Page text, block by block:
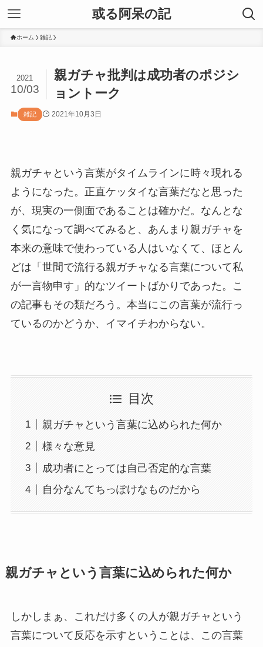
或る阿呆の記
ホーム 雑記
親ガチャ批判は成功者のポジシ
ョントーク
2021
10/03
雑記 2021年10月3日
親ガチャという言葉がタイムラインに時々現れる
ようになった。正直ケッタイな言葉だなと思った
が、現実の一側面であることは確かだ。なんとな
く気になって調べてみると、あんまり親ガチャを
本来の意味で使わっている人はいなくて、ほとん
どは「世間で流行る親ガチャなる言葉について私
が一言物申す」的なツイートばかりであった。こ
の記事もその類だろう。本当にこの言葉が流行っ
ているのかどうか、イマイチわからない。
目次
親ガチャという言葉に込められた何か
様々な意見
成功者にとっては自己否定的な言葉
自分なんてちっぽけなものだから
親ガチャという言葉に込められた何か
しかしまぁ、これだけ多くの人が親ガチャという
言葉について反応を示すということは、この言葉